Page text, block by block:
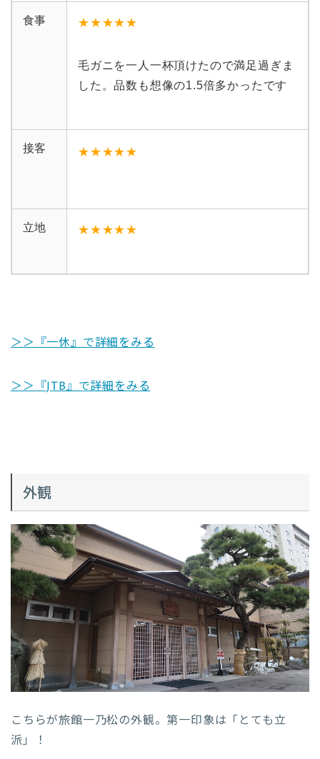
食事 ★★★★★
毛ガニを一人一杯頂けたので満足過ぎま
した。品数も想像の1.5倍多かったです
接客 ★★★★★
立地 ★★★★★
＞＞『一休』で詳細をみる
＞＞『JTB』で詳細をみる
外観
こちらが旅館一乃松の外観。第一印象は「とても立
派」！